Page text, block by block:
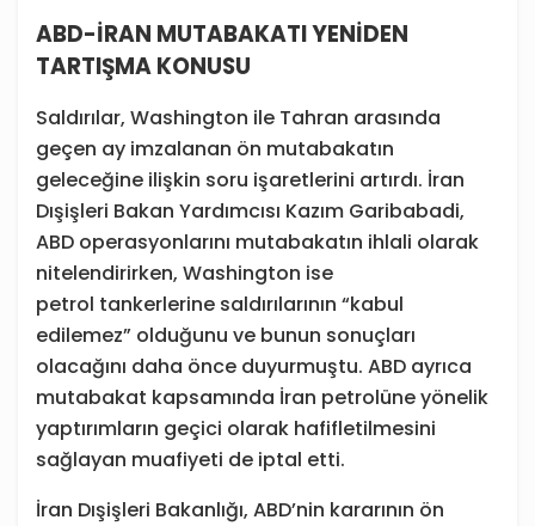
ABD-İRAN MUTABAKATIYENİDEN
TARTIŞMA KONUSU
Saldırılar, Washington ile Tahran arasında
geçen ay imzalanan ön mutabakatın
geleceğine ilişkin soru işaretlerini artırdı. İran
Dışişleri Bakan Yardımcısı Kazım Garibabadi,
ABD operasyonlarını mutabakatın ihlali olarak
nitelendirirken, Washington ise
petrol tankerlerine saldırılarının “kabul
edilemez” olduğunu ve bunun sonuçları
olacağını daha önce duyurmuştu. ABD ayrıca
mutabakat kapsamında İran petrolüne yönelik
yaptırımların geçici olarak hafifletilmesini
sağlayan muafiyeti de iptal etti.
İran Dışişleri Bakanlığı, ABD’nin kararının ön